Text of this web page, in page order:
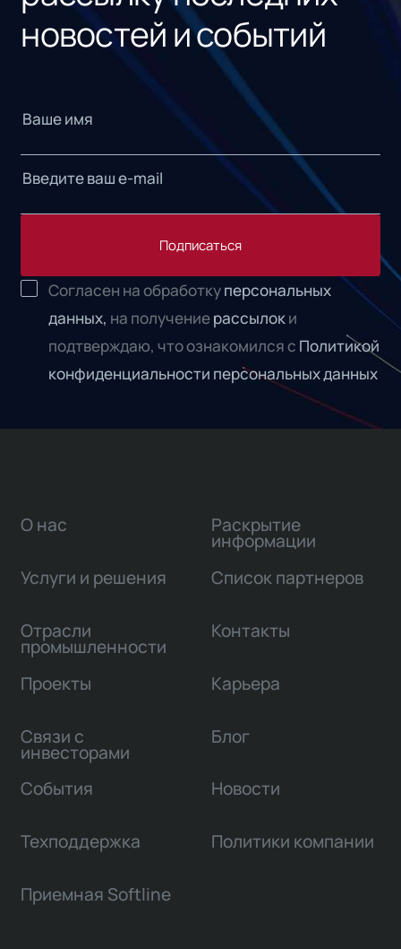
новостей и событий
Подписаться
Согласен на обработкуперсональных
данных, на получениерассылоки
подтверждаю, что ознакомился с Политикой
конфиденциальности персональных данных
О нас
Услуги и решения
Отрасли
промышленности
Проекты
Связи с
инвесторами
Раскрытие
информации
Список партнеров
Контакты
Карьера
Блог
События Новости
Техподдержка Политики компании
Приемная Softline